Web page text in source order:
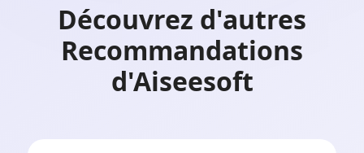
Découvrez d'autres
Recommandations
d'Aiseesoft